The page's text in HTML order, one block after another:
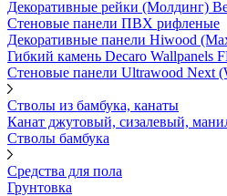
Декоративные рейки (Молдинг)
Стеновые панели ПВХ рифленые
Декоративные панели Hiwood
Гибкий камень Decaro Wallpanels
Стеновые панели Ultrawood Next
Стволы из бамбука, канаты
Канат джутовый, сизалевый,
Стволы бамбука
Средства для пола
Грунтовка